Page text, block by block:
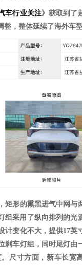
车行业关注》获取到了
，整体延续了海外车
矩形的熏黑进气中网与
组采用了纵向排列的光
计变化不大，提供17英
刹车灯组，同时尾灯
尺寸方面，新车长宽